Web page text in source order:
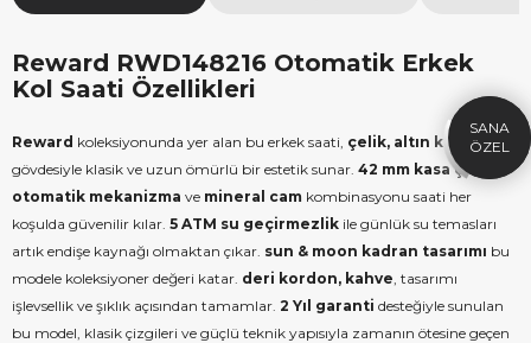
Reward RWD148216 Otomatik Erkek
Kol Saati Özellikleri
Reward koleksiyonunda yer alan bu erkek saati, çelik, altın kasa
gövdesiyle klasik ve uzun ömürlü bir estetik sunar. 42 mm kasa çapı
otomatik mekanizma ve mineral cam kombinasyonu saati her
koşulda güvenilir kılar. 5 ATM su geçirmezlik ile günlük su temasları
artık endişe kaynağı olmaktan çıkar. sun & moon kadran tasarımı bu
modele koleksiyoner değeri katar. deri kordon, kahve , tasarımı
işlevsellik ve şıklık açısından tamamlar. 2 Yıl garanti desteğiyle sunulan
bu model, klasik çizgileri ve güçlü teknik yapısıyla zamanın ötesine geçen
HEDIYE
ÇEKI
9.999 TL üzeri alışverişe özel
1.000 TL Hediye Çeki
KOPYALA